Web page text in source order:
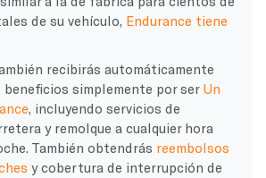
de su vehículo, Endurance tiene
recibirás automáticamente
simplemente por ser Un
, incluyendo servicios de
y remolque a cualquier hora
También obtendrás reembolsos
y cobertura de interrupción de